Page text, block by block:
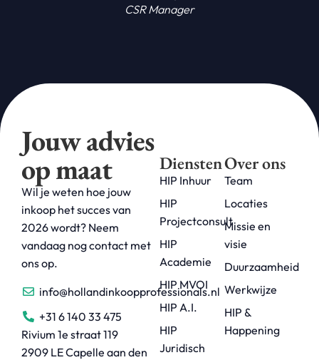
CSR Manager
Jouw advies
op maat
Wil je weten hoe jouw
inkoop het succes van
2026 wordt? Neem
vandaag nog contact met
ons op.
info@hollandinkoopprofessionals.nl
+31 6 140 33 475
Rivium 1e straat 119
2909 LE Capelle aan den
Diensten
HIP Inhuur
HIP
Projectconsult
HIP
Academie
HIP MVOI
HIP A.I.
HIP
Juridisch
Over ons
Team
Locaties
Missie en
visie
Duurzaamheid
Werkwijze
HIP &
Happening